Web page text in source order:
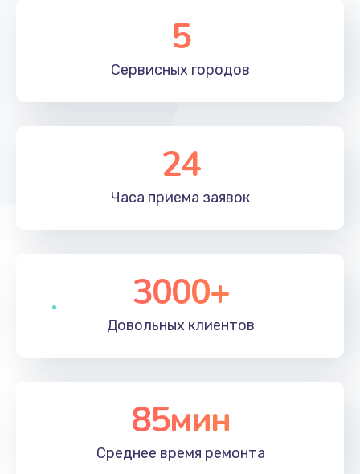
5
Сервисных городов
24
Часа приема заявок
3000+
Довольных клиентов
85мин
Среднее время ремонта